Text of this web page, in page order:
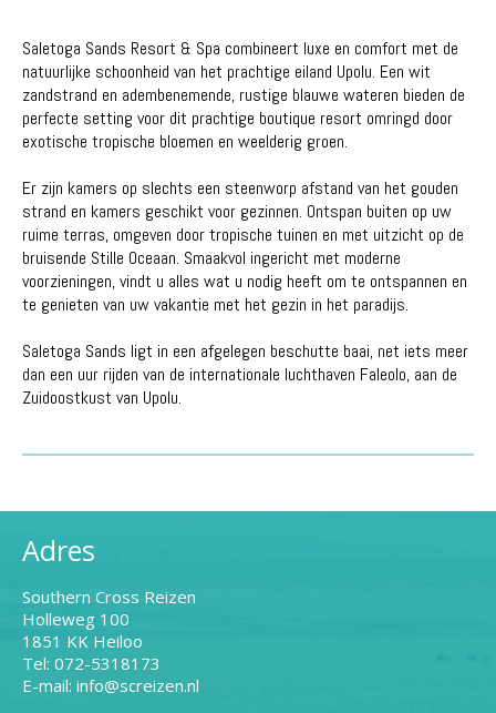
Saletoga Sands Resort & Spa combineert luxe en comfort met de
natuurlijke schoonheid van het prachtige eiland Upolu. Een wit
zandstrand en adembenemende, rustige blauwe wateren bieden de
perfecte setting voor dit prachtige boutique resort omringd door
exotische tropische bloemen en weelderig groen.
Er zijn kamers op slechts een steenworp afstand van het gouden
strand en kamers geschikt voor gezinnen. Ontspan buiten op uw
ruime terras, omgeven door tropische tuinen en met uitzicht op de
bruisende Stille Oceaan. Smaakvol ingericht met moderne
voorzieningen, vindt u alles wat u nodig heeft om te ontspannen en
te genieten van uw vakantie met het gezin in het paradijs.
Saletoga Sands ligt in een afgelegen beschutte baai, net iets meer
dan een uur rijden van de internationale luchthaven Faleolo, aan de
Zuidoostkust van Upolu.
Adres
Southern Cross Reizen
Holleweg 100
1851 KK Heiloo
Tel: 072-5318173
E-mail: info@screizen.nl